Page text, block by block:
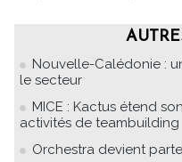
Nouvelle-Calédonie :
le secteur
MICE : Kactus étend
activités de teambuilding
Orchestra devient